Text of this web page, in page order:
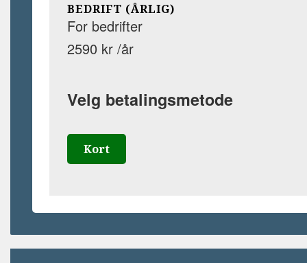
BEDRIFT (ÅRLIG)
For bedrifter
2590 kr /år
Velg betalingsmetode
Kort